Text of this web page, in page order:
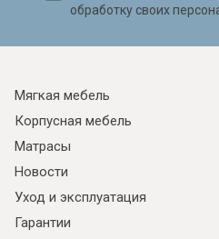
обработку своих
Мягкая мебель
Корпусная мебель
Матрасы
Новости
Уход и эксплуатация
Гарантии